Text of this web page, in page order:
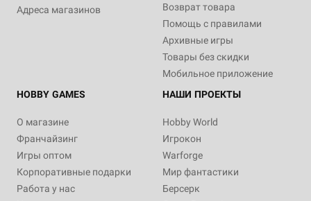
Адреса магазинов
Возврат товара
Помощь с правилами
Архивные игры
Товары без скидки
Мобильное приложение
HOBBY GAMES
О магазине
Франчайзинг
Игры оптом
Корпоративные подарки
Работа у нас
НАШИ ПРОЕКТЫ
Hobby World
Игрокон
Warforge
Мир фантастики
Берсерк